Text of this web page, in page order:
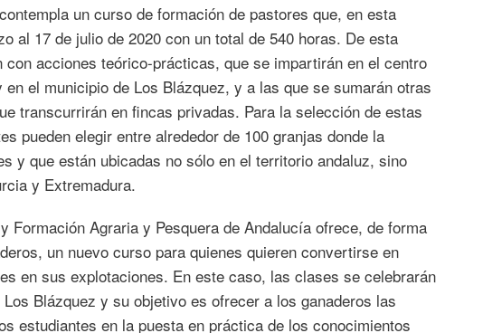
un curso de formación de pastores que, en esta
al 17 de julio de 2020 con un total de 540 horas. De esta
acciones teórico-prácticas, que se impartirán en el centro
en el municipio de Los Blázquez, y a las que se sumarán otras
transcurrirán en fincas privadas. Para la selección de estas
pueden elegir entre alrededor de 100 granjas donde la
y que están ubicadas no sólo en el territorio andaluz, sino
y Extremadura.
Formación Agraria y Pesquera de Andalucía ofrece, de forma
un nuevo curso para quienes quieren convertirse en
en sus explotaciones. En este caso, las clases se celebrarán
Blázquez y su objetivo es ofrecer a los ganaderos las
estudiantes en la puesta en práctica de los conocimientos